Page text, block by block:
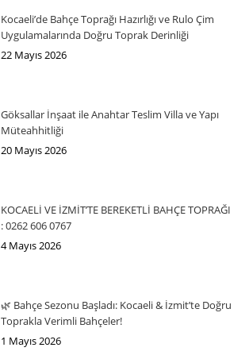
Kocaeli’de Bahçe Toprağı Hazırlığı ve Rulo Çim
Uygulamalarında Doğru Toprak Derinliği
22 Mayıs 2026
Göksallar İnşaat ile Anahtar Teslim Villa ve Yapı
Müteahhitliği
20 Mayıs 2026
KOCAELİ VE İZMİT’TE BEREKETLİ BAHÇE TOPRAĞI
: 0262 606 0767
4 Mayıs 2026
🌿 Bahçe Sezonu Başladı: Kocaeli & İzmit’te Doğru
Toprakla Verimli Bahçeler!
1 Mayıs 2026